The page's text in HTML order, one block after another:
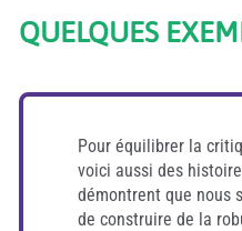
QUELQUES
Pour équilibrer la
voici aussi des
démontrent que nous
de construire de la